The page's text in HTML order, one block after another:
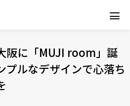
阪に「MUJI room」誕
プルなデザインで心落ち